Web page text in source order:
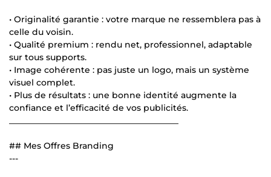
• Originalité garantie : votre marque ne ressemblera pas à
celle du voisin.
• Qualité premium : rendu net, professionnel, adaptable
sur tous supports.
• Image cohérente : pas juste un logo, mais un système
visuel complet.
• Plus de résultats : une bonne identité augmente la
confiance et l’efficacité de vos publicités.
## Mes Offres Branding
---